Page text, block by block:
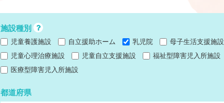
施設種別
児童養護施設 自立援助ホーム 乳児院
母子生活支援施設
児童心理治療施設
児童自立支援施設
福祉型障害児入所施設
医療型障害児入所施設
都道府県